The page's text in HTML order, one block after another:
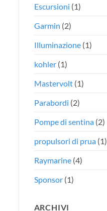
Escursioni (1)
Garmin (2)
Illuminazione(1)
kohler(1)
Mastervolt(1)
Parabordi (2)
Pompe di sentina(2)
propulsori di prua(1)
Raymarine(4)
Sponsor(1)
ARCHIVI